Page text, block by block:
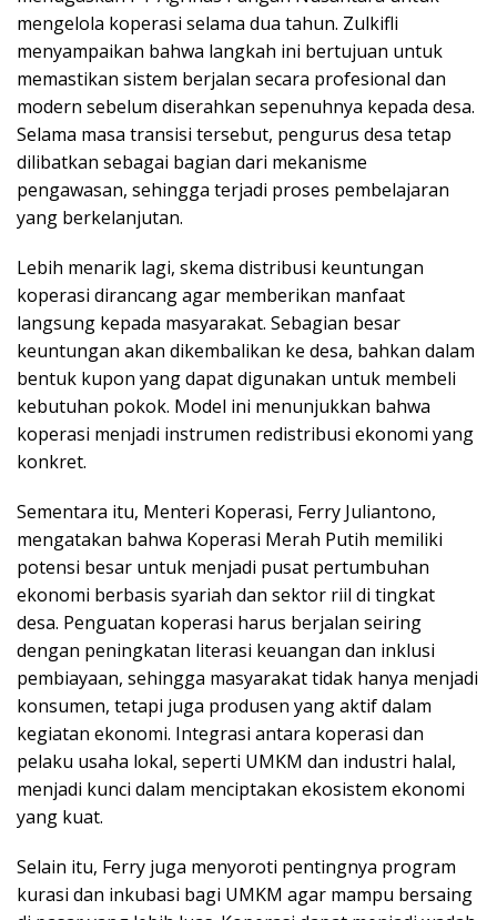
mengelola koperasi selama dua tahun. Zulkifli
menyampaikan bahwa langkah ini bertujuan untuk
memastikan sistem berjalan secara profesional dan
modern sebelum diserahkan sepenuhnya kepada desa.
Selama masa transisi tersebut, pengurus desa tetap
dilibatkan sebagai bagian dari mekanisme
pengawasan, sehingga terjadi proses pembelajaran
yang berkelanjutan.
Lebih menarik lagi, skema distribusi keuntungan
koperasi dirancang agar memberikan manfaat
langsung kepada masyarakat. Sebagian besar
keuntungan akan dikembalikan ke desa, bahkan dalam
bentuk kupon yang dapat digunakan untuk membeli
kebutuhan pokok. Model ini menunjukkan bahwa
koperasi menjadi instrumen redistribusi ekonomi yang
konkret.
Sementara itu, Menteri Koperasi, Ferry Juliantono,
mengatakan bahwa Koperasi Merah Putih memiliki
potensi besar untuk menjadi pusat pertumbuhan
ekonomi berbasis syariah dan sektor riil di tingkat
desa. Penguatan koperasi harus berjalan seiring
dengan peningkatan literasi keuangan dan inklusi
pembiayaan, sehingga masyarakat tidak hanya menjadi
konsumen, tetapi juga produsen yang aktif dalam
kegiatan ekonomi. Integrasi antara koperasi dan
pelaku usaha lokal, seperti UMKM dan industri halal,
menjadi kunci dalam menciptakan ekosistem ekonomi
yang kuat.
Selain itu, Ferry juga menyoroti pentingnya program
kurasi dan inkubasi bagi UMKM agar mampu bersaing